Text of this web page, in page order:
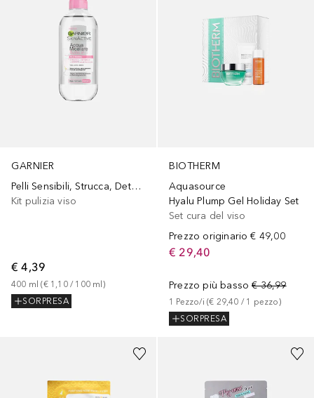
GARNIER
Pelli Sensibili, Strucca, Deterge e Lenisce Senza Risciacquo
Kit pulizia viso
€ 4,39
400 ml (€ 1,10 / 100 ml )
SORPRESA
BIOTHERM
Aquasource
Hyalu Plump Gel Holiday Set
Set cura del viso
Prezzo originario € 49,00
€ 29,40
Prezzo più basso € 36,99
1 Pezzo/i (€ 29,40 / 1 pezzo)
SORPRESA